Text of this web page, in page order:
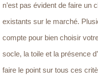
n’est pas évident de faire un
existants sur le marché.
compte pour bien choisir
socle, la toile et la présence
faire le point sur tous ces